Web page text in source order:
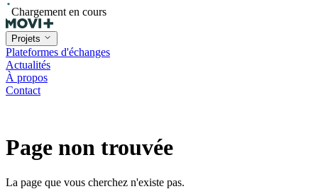
Chargement en cours
Projets
Plateformes d'échanges
Actualités
À propos
Contact
Page non trouvée
La page que vous cherchez n'existe pas.